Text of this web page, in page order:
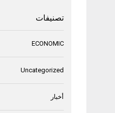
تصنيفات
ECONOMIC
Uncategorized
أخبار